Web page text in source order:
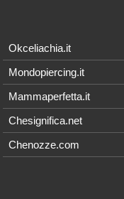
Okceliachia.it
Mondopiercing.it
Mammaperfetta.it
Chesignifica.net
Chenozze.com